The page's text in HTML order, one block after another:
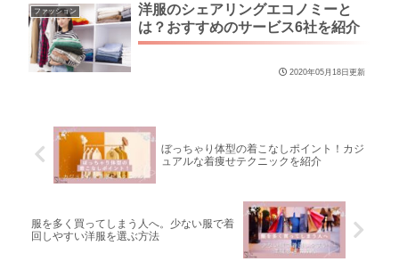
ファッション
洋服のシェアリングエコノミーと
は？おすすめのサービス6社を紹介
2020年05月18日更新
ぼっちゃり体型の着こなしポイント！カジ
ュアルな着痩せテクニックを紹介
服を多く買ってしまう人へ。少ない服で着
回しやすい洋服を選ぶ方法